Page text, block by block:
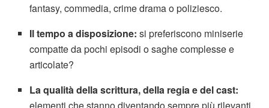
fantasy, commedia, crime drama o poliziesco.
Il tempo a disposizione: si preferiscono miniserie
compatte da pochi episodi o saghe complesse e
articolate?
La qualità della scrittura, della regia e del cast:
elementi che stanno diventando sempre più rilevanti